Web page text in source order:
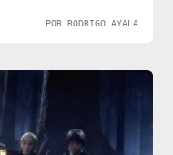
POR RODRIGO AYALA